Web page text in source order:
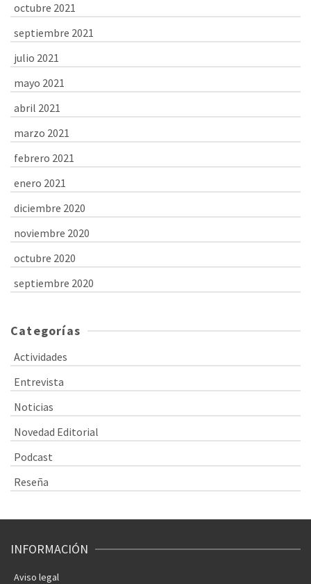
octubre 2021
septiembre 2021
julio 2021
mayo 2021
abril 2021
marzo 2021
febrero 2021
enero 2021
diciembre 2020
noviembre 2020
octubre 2020
septiembre 2020
Categorías
Actividades
Entrevista
Noticias
Novedad Editorial
Podcast
Reseña
INFORMACIÓN
Aviso legal